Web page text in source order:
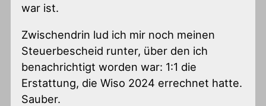
war ist.
Zwischendrin lud ich mir noch meinen
Steuerbescheid runter, über den ich
benachrichtigt worden war: 1:1 die
Erstattung, die Wiso 2024 errechnet hatte.
Sauber.